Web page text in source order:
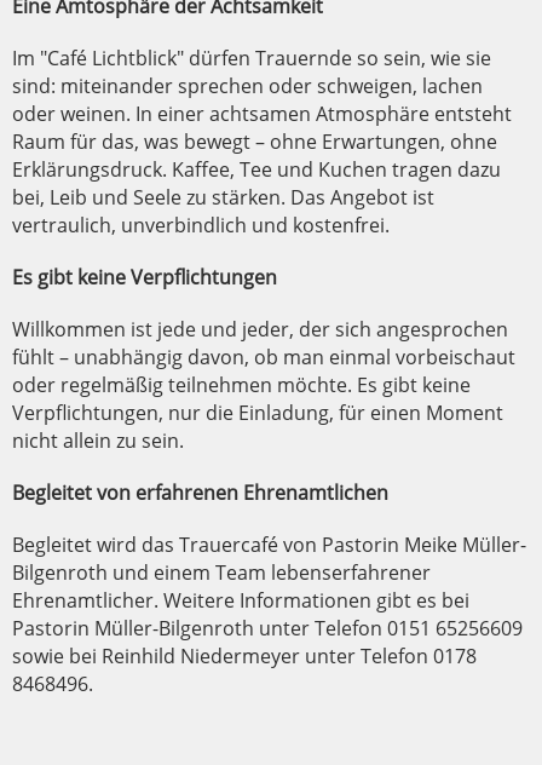
Eine Amtosphäre der Achtsamkeit
Im "Café Lichtblick" dürfen Trauernde so sein, wie sie
sind: miteinander sprechen oder schweigen, lachen
oder weinen. In einer achtsamen Atmosphäre entsteht
Raum für das, was bewegt – ohne Erwartungen, ohne
Erklärungsdruck. Kaffee, Tee und Kuchen tragen dazu
bei, Leib und Seele zu stärken. Das Angebot ist
vertraulich, unverbindlich und kostenfrei.
Es gibt keine Verpflichtungen
Willkommen ist jede und jeder, der sich angesprochen
fühlt – unabhängig davon, ob man einmal vorbeischaut
oder regelmäßig teilnehmen möchte. Es gibt keine
Verpflichtungen, nur die Einladung, für einen Moment
nicht allein zu sein.
Begleitet von erfahrenen Ehrenamtlichen
Begleitet wird das Trauercafé von Pastorin Meike Müller-
Bilgenroth und einem Team lebenserfahrener
Ehrenamtlicher. Weitere Informationen gibt es bei
Pastorin Müller-Bilgenroth unter Telefon 0151 65256609
sowie bei Reinhild Niedermeyer unter Telefon 0178
8468496.